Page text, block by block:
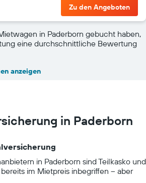
Zu den Angeboten
in Paderborn gebucht haben,
eine durchschnittliche Bewertung
anzeigen
in Paderborn
in Paderborn sind Teilkasko und
im Mietpreis inbegriffen – aber